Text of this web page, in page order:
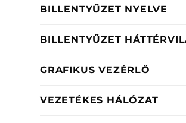
BILLENTYŰZET NYELVE
BILLENTYŰZET
GRAFIKUS VEZÉRLŐ
VEZETÉKES HÁLÓZAT